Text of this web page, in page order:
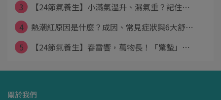
3
【24節氣養生】小滿氣溫升、濕氣重？記住⋯
4
熱潮紅原因是什麼？成因、常見症狀與6大舒⋯
5
【24節氣養生】春雷響，萬物長！「驚蟄」⋯
關於我們